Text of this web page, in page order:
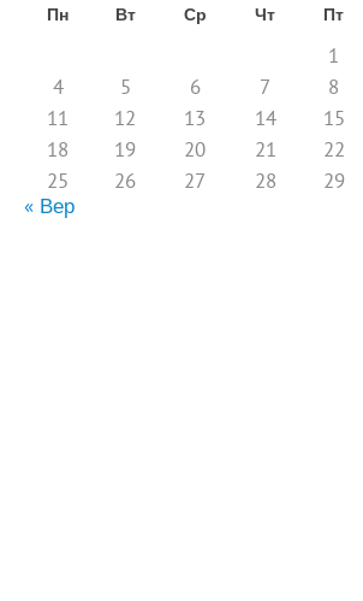
Пн Вт Ср Чт Пт
1
4
5 6 7 8
11
12 13 14 15
18
19 20 21 22
25
26 27 28 29
« Вер